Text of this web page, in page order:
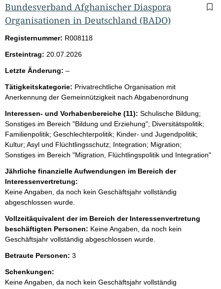
Bundesverband Afghanischer Diaspora
Organisationen in Deutschland (BADO)
Registernummer: R008118
Ersteintrag: 20.07.2026
Letzte Änderung: –l
e
r
Tätigkeitskategorie: Privatrechtliche Organisation mit
Anerkennung der Gemeinnützigkeit nach Abgabenordnung
Interessen- und Vorhabenbereiche (11): Schulische Bildung;
Sonstiges im Bereich "Bildung und Erziehung"; Diversitätspolitik;
Familienpolitik; Geschlechterpolitik; Kinder- und Jugendpolitik;
Kultur; Asyl und Flüchtlingsschutz; Integration; Migration;
Sonstiges im Bereich "Migration, Flüchtlingspolitik und Integration"
Jährliche finanzielle Aufwendungen im Bereich der
Interessenvertretung:
Keine Angaben, da noch kein Geschäftsjahr vollständig
abgeschlossen wurde.
Vollzeitäquivalent der im Bereich der Interessenvertretung
beschäftigten Personen: Keine Angaben, da noch kein
Geschäftsjahr vollständig abgeschlossen wurde.
Betraute Personen: 3
Schenkungen:
Keine Angaben, da noch kein Geschäftsjahr vollständig